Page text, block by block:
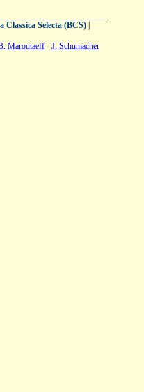
Classica Selecta (BCS)|
Maroutaeff- J. Schumacher